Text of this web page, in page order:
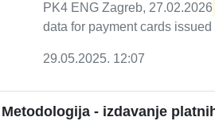
PK4 ENG Zagreb, 27.02.2026
data for payment cards issued
29.05.2025. 12:07
Metodologija - izdavanje